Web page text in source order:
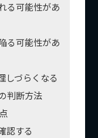
る可能性があ
る可能性があ
しづらくなる
判断方法
認する